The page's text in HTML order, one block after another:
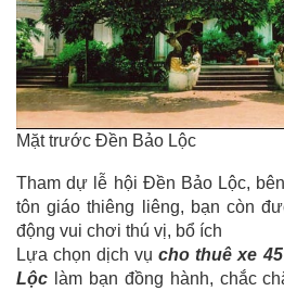
Mặt trước Đền Bảo Lộc
Tham dự lễ hội Đền Bảo Lộc,
tôn giáo thiêng liêng, bạn còn
động vui chơi thú vị, bổ ích
Lựa chọn dịch vụ cho thuê xe
Lộc làm bạn đồng hành, chắc